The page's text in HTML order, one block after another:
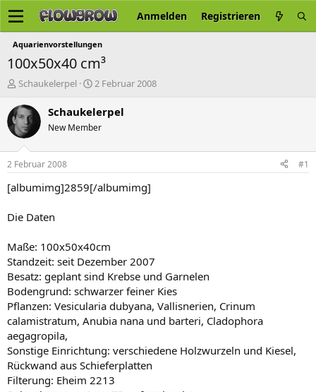
Anmelden Registrieren
Aquarienvorstellungen
100x50x40 cm³
E
s
t
e
l
e
r
Schaukelerpel
E
s
e
t
a
2 Februar 2008
Schaukelerpel
New Member
2 Februar 2008 #1
[albumimg]2859[/albumimg]
Die Daten
Maße: 100x50x40cm
Standzeit: seit Dezember 2007
Besatz: geplant sind Krebse und Garnelen
Bodengrund: schwarzer feiner Kies
Pflanzen: Vesicularia dubyana, Vallisnerien, Crinum
calamistratum, Anubia nana und barteri, Cladophora
aegagropila,
Sonstige Einrichtung: verschiedene Holzwurzeln und Kiesel,
Rückwand aus Schieferplatten
Filterung: Eheim 2213